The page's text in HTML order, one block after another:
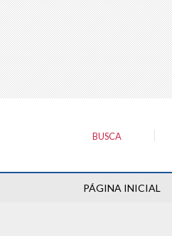
BUSCA
PÁGINA INICIAL